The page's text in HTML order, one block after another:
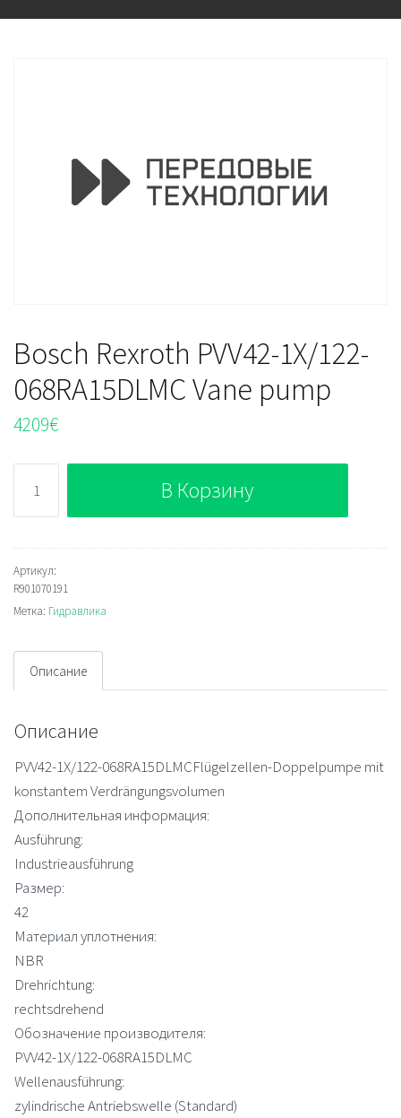
Bosch Rexroth PVV42-1X/122-
068RA15DLMC Vane pump
4209€
Bosch
Rexroth
PVV42-
1X/122-
068RA15DLMC
Vane
В Корзину
Артикул:
R901070191
Метка: Гидравлика
Описание
Описание
PVV42-1X/122-068RA15DLMCFlügelzellen-Doppelpumpe mit
konstantem Verdrängungsvolumen
Дополнительная информация:
Ausführung:
Industrieausführung
Размер:
42
Материал уплотнения:
NBR
Drehrichtung:
rechtsdrehend
Обозначение производителя:
PVV42-1X/122-068RA15DLMC
Wellenausführung:
zylindrische Antriebswelle (Standard)